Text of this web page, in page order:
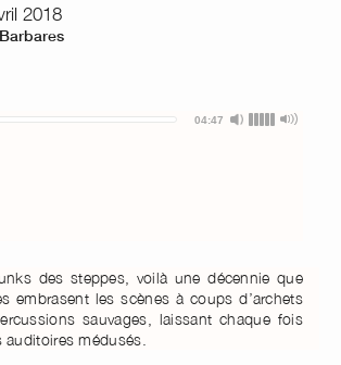
2018
04:47
des steppes, voilà une décennie que
embrasent les scènes à coups d’archets
sauvages, laissant chaque fois
auditoires médusés.